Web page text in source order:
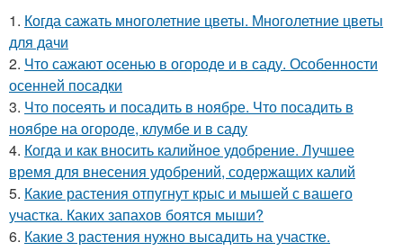
1. Когда сажать многолетние цветы. Многолетние цветы
для дачи
2. Что сажают осенью в огороде и в саду. Особенности
осенней посадки
3. Что посеять и посадить в ноябре. Что посадить в
ноябре на огороде, клумбе и в саду
4. Когда и как вносить калийное удобрение. Лучшее
время для внесения удобрений, содержащих калий
5. Какие растения отпугнут крыс и мышей с вашего
участка. Каких запахов боятся мыши?
6. Какие 3 растения нужно высадить на участке.